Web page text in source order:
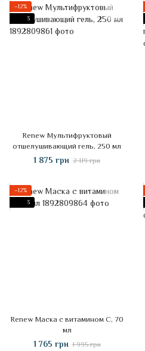
−12%
3
Renew Мультифруктовый
отшелушивающий гель, 250 мл
1 875 грн 2 119 грн
−12%
3
Renew Маска с витамином С, 70
мл
1 765 грн 1 995 грн